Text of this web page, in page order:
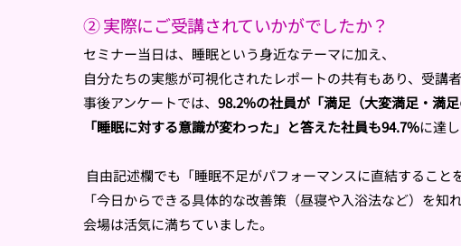
② 実際にご受講されていかがでしたか？
セミナー当日は、睡眠という身近なテーマに加え、
自分たちの実態が可視化されたレポートの共有もあり、 受講
事後アンケートでは、 98.2%の社員が「満足（大変満足・ 満
「睡眠に対する意識が変わった」と答えた社員も94.7%に達
自由記述欄でも「睡眠不足がパフォーマンスに直結すること
「今日からできる具体的な改善策（昼寝や入浴法など） を知
会場は活気に満ちていました。